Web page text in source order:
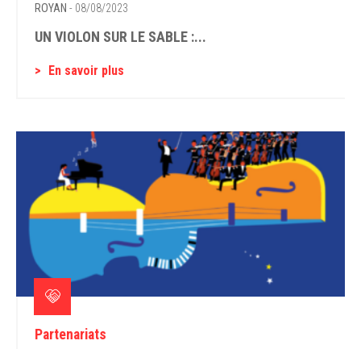
ROYAN - 08/08/2023
UN VIOLON SUR LE SABLE :...
En savoir plus
Partenariats